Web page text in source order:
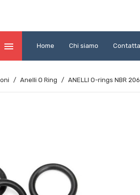
 Home Chi siamo
Anelli O Ring ANELLI O-rings NBR